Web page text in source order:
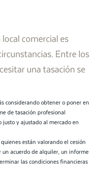
comercial es
Entre los
una tasación se
considerando obtener o poner en
de tasación profesional
y ajustado al mercado en
quienes están valorando el cesión
un acuerdo de alquiler, un informe
las condiciones financieras